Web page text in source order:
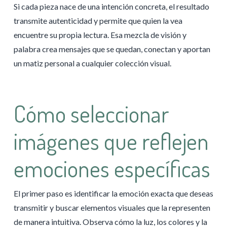
Si cada pieza nace de una intención concreta, el resultado
transmite autenticidad y permite que quien la vea
encuentre su propia lectura. Esa mezcla de visión y
palabra crea mensajes que se quedan, conectan y aportan
un matiz personal a cualquier colección visual.
Cómo seleccionar
imágenes que reflejen
emociones específicas
El primer paso es identificar la emoción exacta que deseas
transmitir y buscar elementos visuales que la representen
de manera intuitiva. Observa cómo la luz, los colores y la